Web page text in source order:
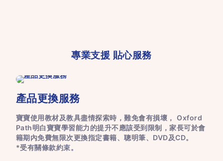
專業支援 貼心服務
產品更換服務
寶寶使用教材及教具盡情探索時，難免會有損壞， Oxford
Path明白寶寶學習能力的提升不應該受到限制，家長可於會
籍期內免費無限次更換指定書籍、聰明筆、DVD及CD。
*受有關條款約束。